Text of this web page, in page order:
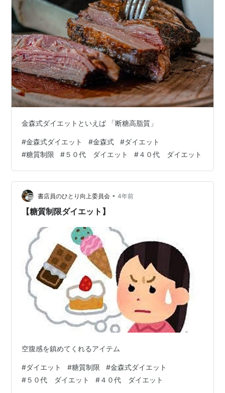
金森式ダイエットといえば 「断糖高脂質」
#金森式ダイエット #金森式 #ダイエット
#糖質制限 #５０代 ダイエット #４０代 ダイエット
書店員のひとり向上委員会 • 4年前
【糖質制限ダイエット】
空腹感を鎮めてくれるアイテム
#ダイエット #糖質制限 #金森式ダイエット
#５０代 ダイエット #４０代 ダイエット